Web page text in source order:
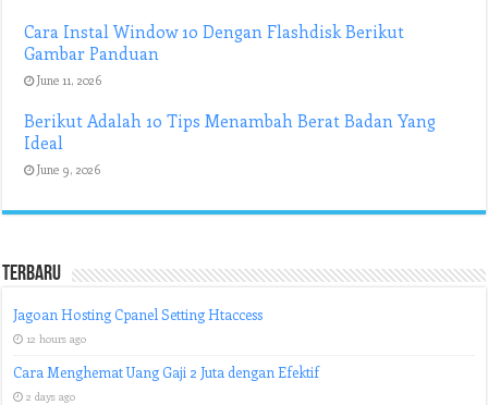
Cara Instal Window 10 Dengan Flashdisk Berikut
Gambar Panduan
June 11, 2026
Berikut Adalah 10 Tips Menambah Berat Badan Yang
Ideal
June 9, 2026
Terbaru
Jagoan Hosting Cpanel Setting Htaccess
12 hours ago
Cara Menghemat Uang Gaji 2 Juta dengan Efektif
2 days ago